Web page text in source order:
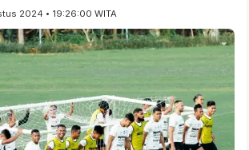
2024 • 19:26:00 WITA